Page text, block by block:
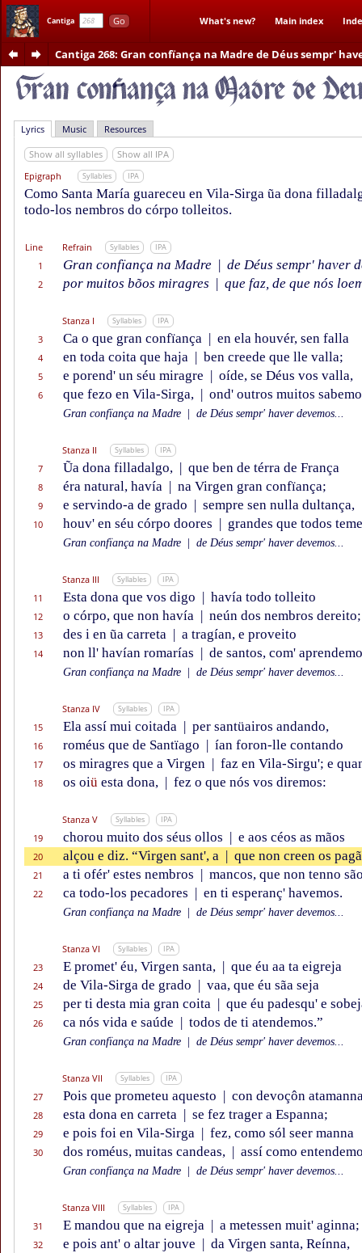
Cantiga Go What's new? Main index
Cantiga 268: Gran confïança na Madre de Déus sempr'
Lyrics Music Resources
Show all syllables
Show all IPA
Epigraph
Syllables IPA
Como Santa María guareceu en Vila-Sirga ũa dona
todo-los nembros do córpo tolleitos.
Line Refrain Syllables IPA
1 Gran confïança na Madre | de Déus sempr' haver
2 por muitos bõos miragres | que faz, de que nós
Stanza I Syllables IPA
3 Ca o que gran confïança | en ela houvér, sen falla
4 en toda coita que haja | ben creede que lle valla;
5 e porend' un séu miragre | oíde, se Déus vos valla,
6 que fezo en Vila-Sirga, | ond' outros muitos
Gran confïança na Madre de Déus sempr' haver devemos...
Stanza II Syllables IPA
7 Ũa dona filladalgo, | que ben de térra de França
8 éra natural, havía | na Virgen gran confïança;
9 e servindo-a de grado | sempre sen nulla dultança,
10 houv' en séu córpo doores | grandes que todos
Gran confïança na Madre de Déus sempr' haver devemos...
Stanza III Syllables IPA
11 Esta dona que vos digo | havía todo tolleito
12 o córpo, que non havía | neún dos nembros dereito;
13 des i en ũa carreta | a tragían, e proveito
14 non ll' havían romarías | de santos, com'
Gran confïança na Madre de Déus sempr' haver devemos...
Stanza IV Syllables IPA
15 Ela assí mui coitada | per santüairos andando,
16 roméus que de Santïago | ían foron-lle contando
17 os miragres que a Virgen | faz en Vila-Sirgu'; e
18 os oiü esta dona, | fez o que nós vos diremos:
Stanza V Syllables IPA
19 chorou muito dos séus ollos | e aos céos as mãos
20 alçou e diz. “Virgen sant', a | que non creen os
21 a ti ofér' estes nembros | mancos, que non tenno
22 ca todo-los pecadores | en ti esperanç' havemos.
Gran confïança na Madre de Déus sempr' haver devemos...
Stanza VI Syllables IPA
23 E promet' éu, Virgen santa, | que éu aa ta eigreja
24 de Vila-Sirga de grado | vaa, que éu sãa seja
25 per ti desta mia gran coita | que éu padesqu' e
26 ca nós vida e saúde | todos de ti atendemos.”
Gran confïança na Madre de Déus sempr' haver devemos...
Stanza VII Syllables IPA
27 Pois que prometeu aquesto | con devoçôn
28 esta dona en carreta | se fez trager a Espanna;
29 e pois foi en Vila-Sirga | fez, como sól seer manna
30 dos roméus, muitas candeas, | assí como
Gran confïança na Madre de Déus sempr' haver devemos...
Stanza VIII Syllables IPA
31 E mandou que na eigreja | a metessen muit' aginna;
32 e pois ant' o altar jouve | da Virgen santa, Reínna,